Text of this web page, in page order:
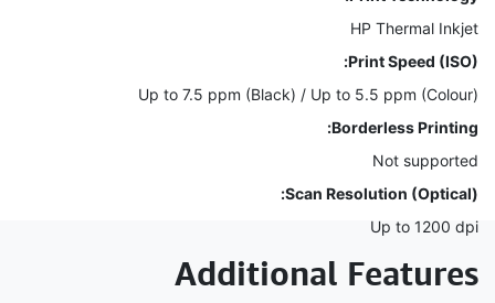
HP Thermal Inkjet
Print Speed (ISO):
Up to 7.5 ppm (Black) / Up to 5.5 ppm (Colour)
Borderless Printing:
Not supported
Scan Resolution (Optical):
Up to 1200 dpi
Additional Features